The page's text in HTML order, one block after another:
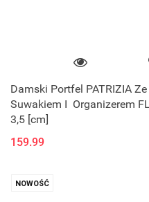
Damski Portfel PATRIZIA
Suwakiem I Organizerem
3,5 [cm]
159.99
NOWOŚĆ